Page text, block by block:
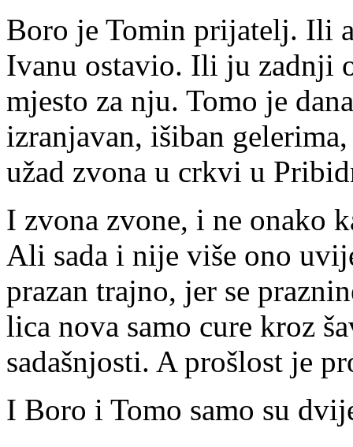
Boro je Tomin prijatelj. Ili
Ivanu ostavio. Ili ju zadnji
mjesto za nju. Tomo je
izranjavan, išiban
užad zvona u crkvi u
I zvona zvone, i ne onako
Ali sada i nije više ono
prazan trajno, jer se
lica nova samo cure kroz
sadašnjosti. A prošlost je
I Boro i Tomo samo su